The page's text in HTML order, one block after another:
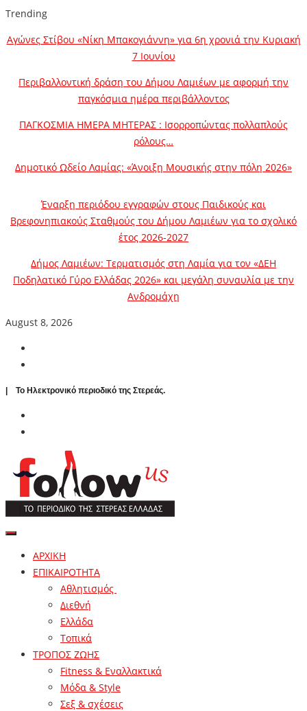
Trending
Αγώνες Στίβου «Νίκη Μπακογιάννη» για 6η χρονιά την Κυριακή
7 Ιουνίου
Περιβαλλοντική δράση του Δήμου Λαμιέων με αφορμή την
παγκόσμια ημέρα περιβάλλοντος
ΠΑΓΚΟΣΜΙΑ ΗΜΕΡΑ ΜΗΤΕΡΑΣ : Ισορροπώντας πολλαπλούς
ρόλους…
Δημοτικό Ωδείο Λαμίας: «Άνοιξη Μουσικής στην πόλη 2026»
Έναρξη περιόδου εγγραφών στους Παιδικούς και
Βρεφονηπιακούς Σταθμούς του Δήμου Λαμιέων για το σχολικό
έτος 2026-2027
Δήμος Λαμιέων: Τερματισμός στη Λαμία για τον «ΔΕΗ
Ποδηλατικό Γύρο Ελλάδας 2026» και μεγάλη συναυλία με την
Ανδρομάχη
August 8, 2026
| To Ηλεκτρονικό περιοδικό της Στερεάς.
ΑΡΧΙΚΗ
ΕΠΙΚΑΙΡΟΤΗΤΑ
Αθλητισμός
Διεθνή
Ελλάδα
Τοπικά
ΤΡΟΠΟΣ ΖΩΗΣ
Fitness & Εναλλακτικά
Μόδα & Style
Σεξ & σχέσεις